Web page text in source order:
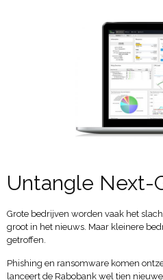
Untangle Next-
Grote bedrijven worden vaak het
groot in het nieuws. Maar kleinere
getroffen.
Phishing en ransomware komen
lanceert de Rabobank wel tien